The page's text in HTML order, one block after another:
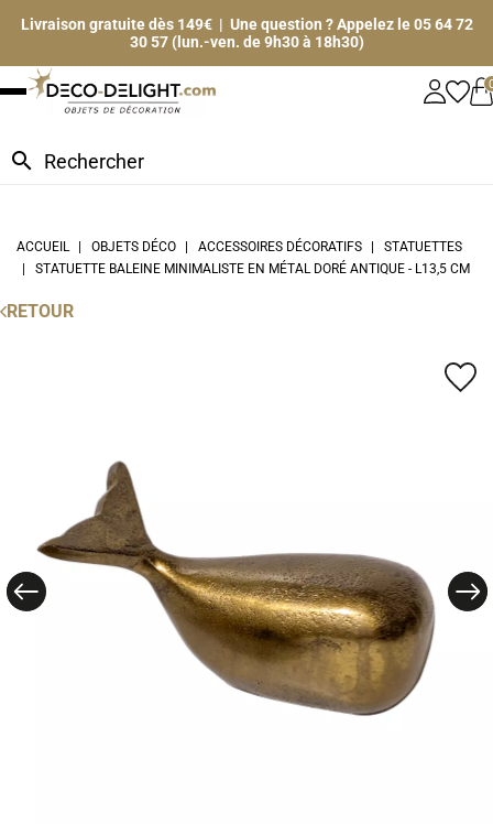
Livraison gratuite dès 149€ | Une question ? Appelez le 05 64 72
30 57 (lun.-ven. de 9h30 à 18h30)
search
ACCUEIL OBJETS DÉCO ACCESSOIRES DÉCORATIFS
STATUETTES
STATUETTE BALEINE MINIMALISTE EN MÉTAL DORÉ ANTIQUE - L13,5 CM
RETOUR
favorite_border